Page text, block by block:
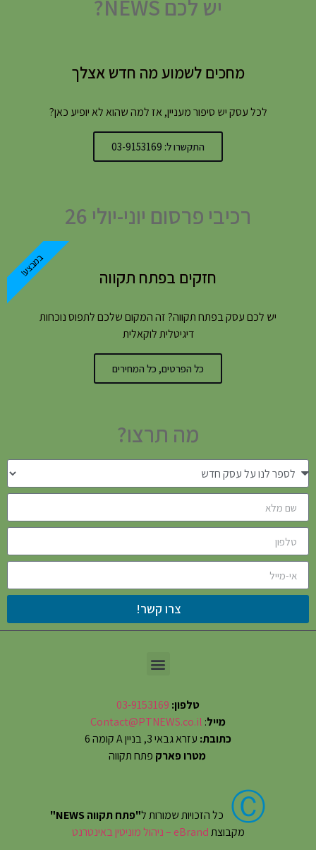
יש לכם NEWS?
מחכים לשמוע מה חדש אצלך
לכל עסק יש סיפור מעניין, אז למה שהוא לא יופיע כאן?
התקשרו ל: 03-9153169
רכיבי פרסום יוני-יולי 26
חזקים בפתח תקווה
יש לכם עסק בפתח תקווה? זה המקום שלכם לתפוס נוכחות
דיגיטלית לוקאלית
כל הפרטים, כל המחירים
במבצע!
מה תרצו?
צרו קשר!
טלפון: 03-9153169
מייל:
Contact@PTNEWS.co.il
כתובת: עזרא גבאי 3, בניין A קומה 6
מטרו פארק פתח תקווה
Ⓒ כל הזכויות שמורות ל"פתח תקווה NEWS"
מקבוצתeBrand – ניהול מוניטין באינטרנט